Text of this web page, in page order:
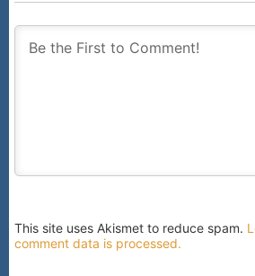
This site uses Akismet to reduce spam.
comment data is processed.